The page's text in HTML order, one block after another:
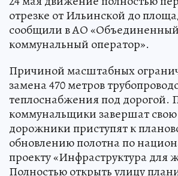
отрезке от Ильинской до
сообщили в АО «Объединенный
коммунальный оператор».
Причиной масштабных
замена 470 метров
теплоснабжения под дорогой.
коммунальщики завершат свою
дорожники приступят к
обновлению полотна по
проекту «Инфраструктура для
Полностью открыть улицу